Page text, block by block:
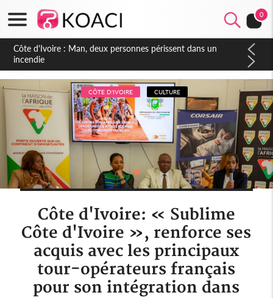
0
Côte d'Ivoire : Séileu, la célébration de la fête nationale
transformée en vaste campagne contre les produits
dépigmentants dangereux
CÔTE D'IVOIRE CULTURE
Côte d'Ivoire: « Sublime
Côte d'Ivoire », renforce ses
acquis avec les principaux
tour-opérateurs français
pour son intégration dans